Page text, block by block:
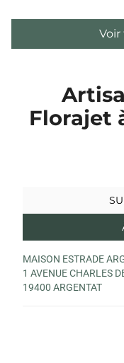
Florajet
MAISON ESTRADE
1 AVENUE CHARLES
19400 ARGENTAT